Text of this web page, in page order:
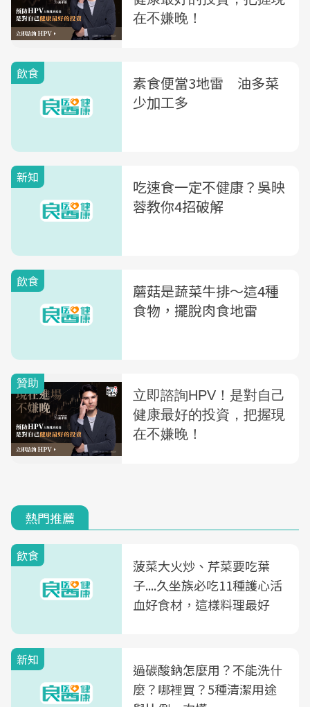
飲食
素食便當3地雷 油多菜
少加工多
新知
吃速食一定不健康？吳映
蓉教你4招破解
飲食
蘑菇是蔬菜牛排〜這4種
食物，擺脫肉食地雷
熱門推薦
飲食
菠菜大火炒、芹菜要吃葉
子....久坐族必吃11種護心活
血好食材，這樣料理最好
新知
過碳酸鈉怎麼用？不能洗什
麼？哪裡買？5種清潔用途